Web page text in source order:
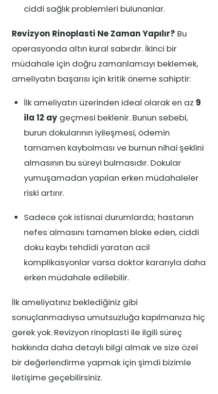
ciddi sağlık problemleri bulunanlar.
Revizyon Rinoplasti Ne Zaman Yapılır? Bu
operasyonda altın kural sabırdır. İkinci bir
müdahale için doğru zamanlamayı beklemek,
ameliyatın başarısı için kritik öneme sahiptir:
İlk ameliyatın üzerinden ideal olarak en az 9
ila 12 ay geçmesi beklenir. Bunun sebebi,
burun dokularının iyileşmesi, ödemin
tamamen kaybolması ve burnun nihai şeklini
almasının bu süreyi bulmasıdır. Dokular
yumuşamadan yapılan erken müdahaleler
riski artırır.
Sadece çok istisnai durumlarda; hastanın
nefes almasını tamamen bloke eden, ciddi
doku kaybı tehdidi yaratan acil
komplikasyonlar varsa doktor kararıyla daha
erken müdahale edilebilir.
İlk ameliyatınız beklediğiniz gibi
sonuçlanmadıysa umutsuzluğa kapılmanıza hiç
gerek yok. Revizyon rinoplasti ile ilgili süreç
hakkında daha detaylı bilgi almak ve size özel
bir değerlendirme yapmak için şimdi bizimle
iletişime geçebilirsiniz.